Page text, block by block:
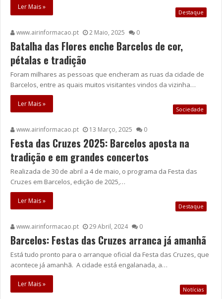
Ler Mais »
Destaque
www.airinformacao.pt 2 Maio, 2025 0
Batalha das Flores enche Barcelos de cor,
pétalas e tradição
Foram milhares as pessoas que encheram as ruas da cidade de
Barcelos, entre as quais muitos visitantes vindos da vizinha…
Ler Mais »
Sociedade
www.airinformacao.pt 13 Março, 2025 0
Festa das Cruzes 2025: Barcelos aposta na
tradição e em grandes concertos
Realizada de 30 de abril a 4 de maio, o programa da Festa das
Cruzes em Barcelos, edição de 2025,…
Ler Mais »
Destaque
www.airinformacao.pt 29 Abril, 2024 0
Barcelos: Festas das Cruzes arranca já amanhã
Está tudo pronto para o arranque oficial da Festa das Cruzes, que
acontece já amanhã. A cidade está engalanada, a…
Ler Mais »
Notícias